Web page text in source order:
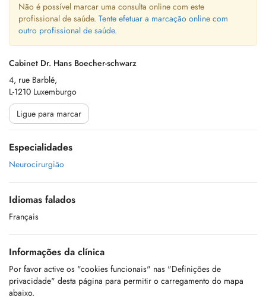
Não é possível marcar uma consulta online com este
profissional de saúde. Tente efetuar a marcação online com
outro profissional de saúde.
Cabinet Dr. Hans Boecher-schwarz
4, rue Barblé,
L-1210 Luxemburgo
Ligue para marcar
Especialidades
Neurocirurgião
Idiomas falados
Français
Informações da clínica
Por favor active os "cookies funcionais" nas "Definições de
privacidade" desta página para permitir o carregamento do mapa
abaixo.